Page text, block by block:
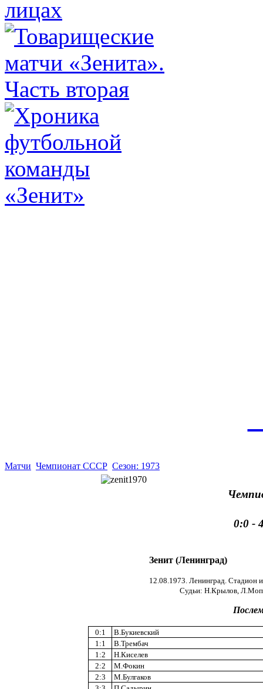
Матчи Чемпионат СССР Сезон: 1973
0:0 -
Зенит (Ленинград)
12.08.1973. Ленинград. Стадион
Судьи: Н.Крылов,
0:1
В.Букиевский
1:1
В.Трембач
1:2
Н.Киселев
2:2
М.Фокин
2:3
М.Булгаков